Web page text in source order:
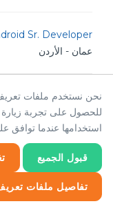
Sr. Developer
عمان - الأردن
Graphic Designer
عمان - الأردن
Digital Marketing
عمان - الأردن
نحن نستخدم ملفات
للحصول على تجربة
استخدامها عندما توافق
قبول الجميع
تفاصيل ملفات